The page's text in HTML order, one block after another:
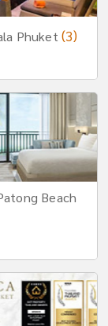
Phuket (3)
Beach